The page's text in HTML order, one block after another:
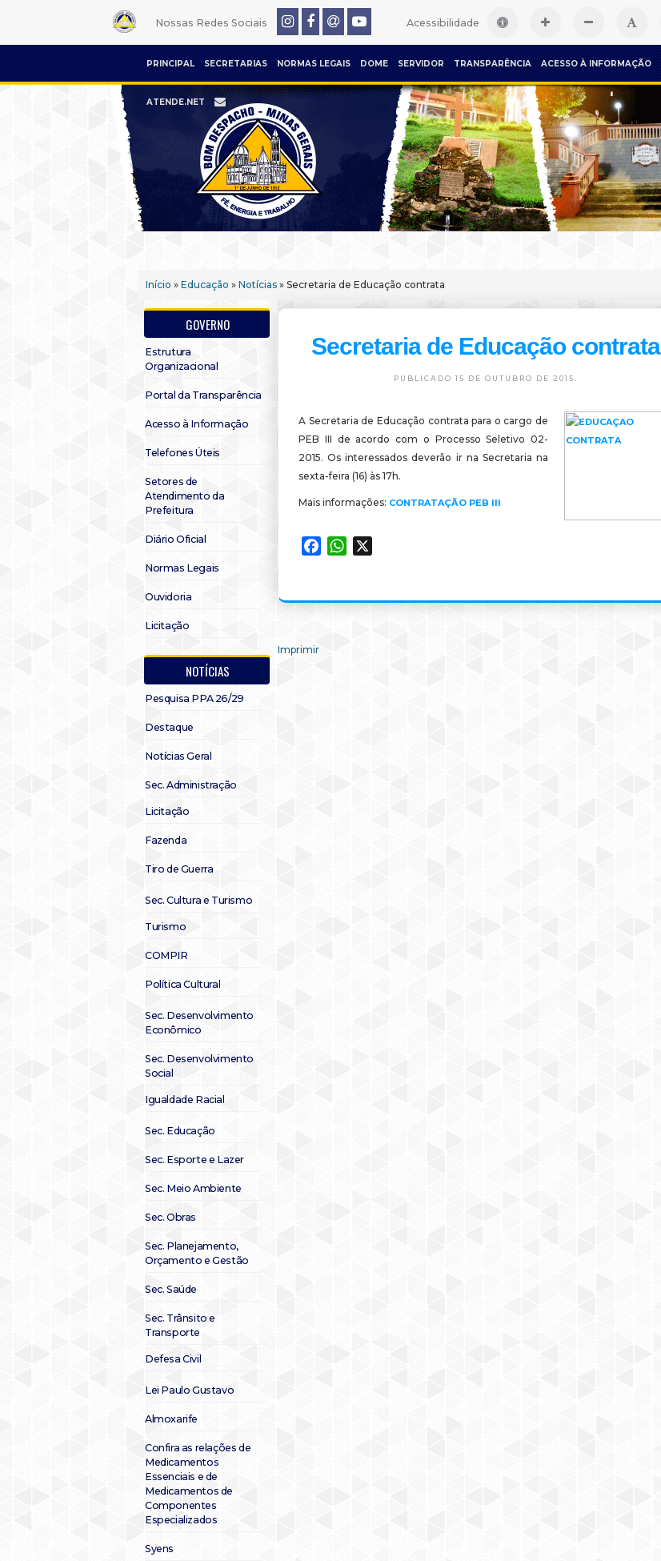
Nossas Redes Sociais Acessibilidade
PRINCIPAL SECRETARIAS NORMAS LEGAIS DOME SERVIDOR TRANSPARÊNCIA ACESSO À INFORMAÇÃO
ATENDE.NET
Início » Educação » Notícias » Secretaria de Educação contrata
GOVERNO
Estrutura
Organizacional
Portal da Transparência
Acesso à Informação
Telefones Úteis
Setores de
Atendimento da
Prefeitura
Diário Oficial
Normas Legais
Ouvidoria
Licitação
NOTÍCIAS
Pesquisa PPA 26/29
Destaque
Notícias Geral
Sec. Administração
Licitação
Fazenda
Tiro de Guerra
Sec. Cultura e Turismo
Turismo
COMPIR
Política Cultural
Sec. Desenvolvimento
Econômico
Sec. Desenvolvimento
Social
Igualdade Racial
Sec. Educação
Sec. Esporte e Lazer
Sec. Meio Ambiente
Sec. Obras
Sec. Planejamento,
Orçamento e Gestão
Sec. Saúde
Sec. Trânsito e
Transporte
Defesa Civil
Lei Paulo Gustavo
Almoxarife
Confira as relações de
Medicamentos
Essenciais e de
Medicamentos de
Componentes
Especializados
Syens
Secretaria de Educação contrata
PUBLICADO 15 DE OUTUBRO DE 2015.
A Secretaria de Educação contrata para o cargo de
PEB III de acordo com o Processo Seletivo 02-
2015. Os interessados deverão ir na Secretaria na
sexta-feira (16) às 17h.
Mais informações: CONTRATAÇÃO PEB III
FacebookWhatsApp
Imprimir